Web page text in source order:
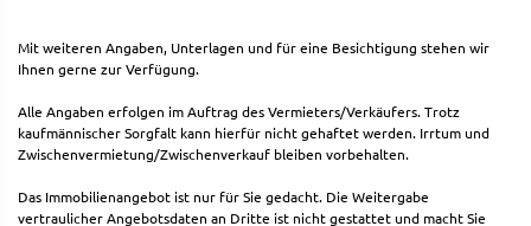
Mit weiteren Angaben, Unterlagen und für eine Besichtigung stehen wir
Ihnen gerne zur Verfügung.
Alle Angaben erfolgen im Auftrag des Vermieters/Verkäufers. Trotz
kaufmännischer Sorgfalt kann hierfür nicht gehaftet werden. Irrtum und
Zwischenvermietung/Zwischenverkauf bleiben vorbehalten.
Das Immobilienangebot ist nur für Sie gedacht. Die Weitergabe
vertraulicher Angebotsdaten an Dritte ist nicht gestattet und macht Sie